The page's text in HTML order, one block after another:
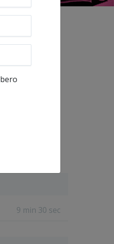
9 min 30 sec